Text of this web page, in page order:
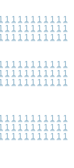
1 1 1 1 1 1 1 1 1 1
1 1 1 1 1 1 1 1 1 1
1 1 1 1 1 1 1 1 1 1
1 1 1 1 1 1 1 1 1 1
1 1 1 1 1 1 1 1 1 1
1 1 1 1 1 1 1 1 1 1
1 1 1 1 1 1 1 1 1 1
1 1 1 1 1 1 1 1 1 1
1 1 1 1 1 1 1 1 1 1